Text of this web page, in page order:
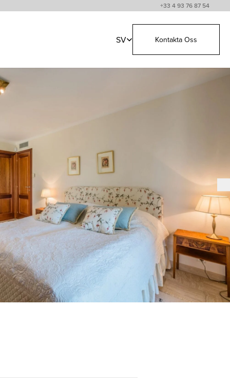
+33 4 93 76 87 54
SV Kontakta Oss